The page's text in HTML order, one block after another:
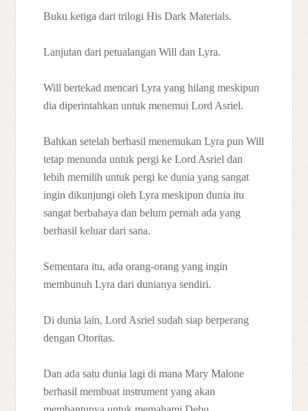
Buku ketiga dari trilogi His Dark Materials.
Lanjutan dari petualangan Will dan Lyra.
Will bertekad mencari Lyra yang hilang meskipun
dia diperintahkan untuk menemui Lord Asriel.
Bahkan setelah berhasil menemukan Lyra pun Will
tetap menunda untuk pergi ke Lord Asriel dan
lebih memilih untuk pergi ke dunia yang sangat
ingin dikunjungi oleh Lyra meskipun dunia itu
sangat berbahaya dan belum pernah ada yang
berhasil keluar dari sana.
Sementara itu, ada orang-orang yang ingin
membunuh Lyra dari dunianya sendiri.
Di dunia lain, Lord Asriel sudah siap berperang
dengan Otoritas.
Dan ada satu dunia lagi di mana Mary Malone
berhasil membuat instrument yang akan